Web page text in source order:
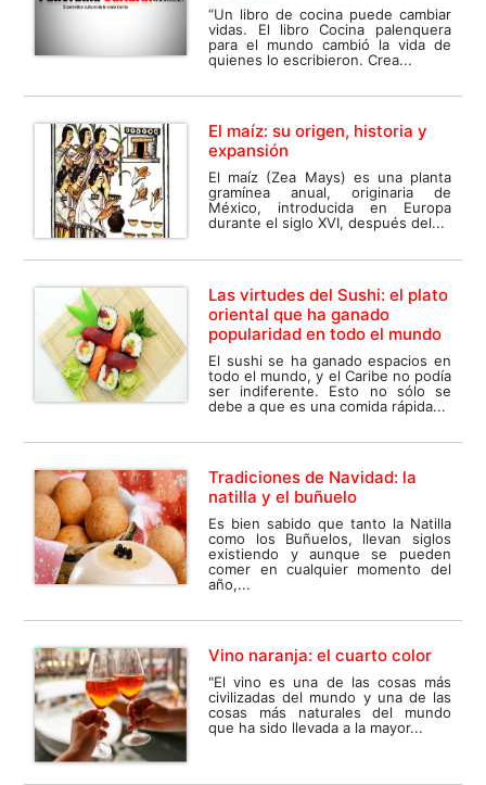
“Un libro de cocina puede cambiar
vidas. El libro Cocina palenquera
para el mundo cambió la vida de
quienes lo escribieron. Crea...
El maíz: su origen, historia y
expansión
El maíz (Zea Mays) es una planta
gramínea anual, originaria de
México, introducida en Europa
durante el siglo XVI, después del...
Las virtudes del Sushi: el plato
oriental que ha ganado
popularidad en todo el mundo
El sushi se ha ganado espacios en
todo el mundo, y el Caribe no podía
ser indiferente. Esto no sólo se
debe a que es una comida rápida...
Tradiciones de Navidad: la
natilla y el buñuelo
Es bien sabido que tanto la Natilla
como los Buñuelos, llevan siglos
existiendo y aunque se pueden
comer en cualquier momento del
año,...
Vino naranja: el cuarto color
"El vino es una de las cosas más
civilizadas del mundo y una de las
cosas más naturales del mundo
que ha sido llevada a la mayor...